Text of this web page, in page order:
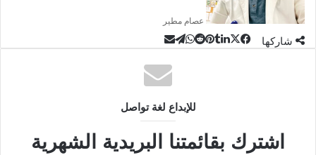
عصام مطير
شاركها فيسبوك‫Xلينكدإن
بينتيريست
واتساب
تيلقرام
مشاركة
البريد
للإبداع لغة تواصل
اشترك بقائمتنا البريدية الشهرية